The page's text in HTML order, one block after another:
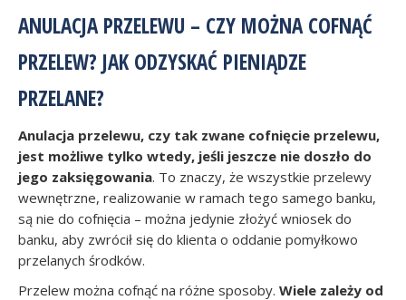
ANULACJA PRZELEWU – CZY MOŻNA COFNĄĆ
PRZELEW? JAK ODZYSKAĆ PIENIĄDZE
PRZELANE?
Anulacja przelewu, czy tak zwane cofnięcie przelewu,
jest możliwe tylko wtedy, jeśli jeszcze nie doszło do
jego zaksięgowania. To znaczy, że wszystkie przelewy
wewnętrzne, realizowanie w ramach tego samego banku,
są nie do cofnięcia – można jedynie złożyć wniosek do
banku, aby zwrócił się do klienta o oddanie pomyłkowo
przelanych środków.
Przelew można cofnąć na różne sposoby. Wiele zależy od